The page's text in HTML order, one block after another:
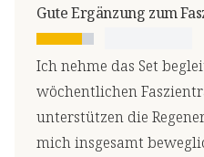
Gute Ergänzung zum
Ich nehme das Set
wöchentlichen
unterstützen die
mich insgesamt